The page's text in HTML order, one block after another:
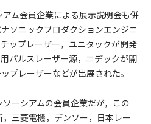
ム会員企業による展示説明会も併
ソニックプロダクションエンジニ
ップレーザー，ユニタックが開発
パルスレーザー源，ニデックが開
プレーザーなどが出展された。
ーシアムの会員企業だが，この
三菱電機，デンソー，日本レー